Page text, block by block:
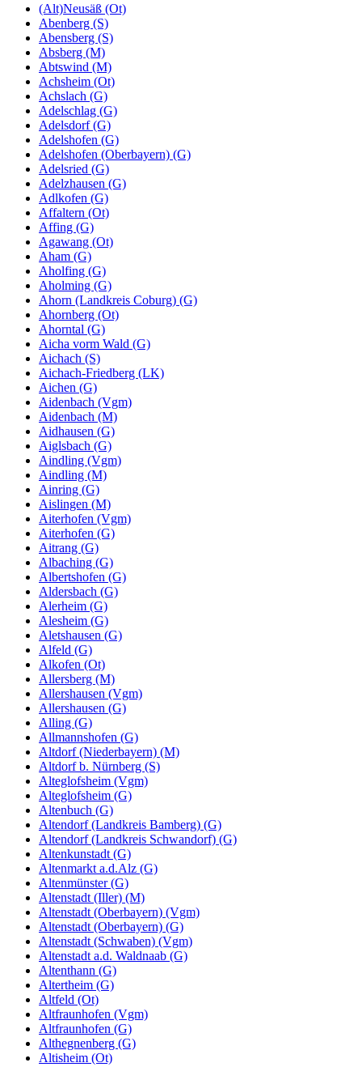
(Alt)Neusäß (Ot)
Abenberg (S)
Abensberg (S)
Absberg (M)
Abtswind (M)
Achsheim (Ot)
Achslach (G)
Adelschlag (G)
Adelsdorf (G)
Adelshofen (G)
Adelshofen (Oberbayern) (G)
Adelsried (G)
Adelzhausen (G)
Adlkofen (G)
Affaltern (Ot)
Affing (G)
Agawang (Ot)
Aham (G)
Aholfing (G)
Aholming (G)
Ahorn (Landkreis Coburg) (G)
Ahornberg (Ot)
Ahorntal (G)
Aicha vorm Wald (G)
Aichach (S)
Aichach-Friedberg (LK)
Aichen (G)
Aidenbach (Vgm)
Aidenbach (M)
Aidhausen (G)
Aiglsbach (G)
Aindling (Vgm)
Aindling (M)
Ainring (G)
Aislingen (M)
Aiterhofen (Vgm)
Aiterhofen (G)
Aitrang (G)
Albaching (G)
Albertshofen (G)
Aldersbach (G)
Alerheim (G)
Alesheim (G)
Aletshausen (G)
Alfeld (G)
Alkofen (Ot)
Allersberg (M)
Allershausen (Vgm)
Allershausen (G)
Alling (G)
Allmannshofen (G)
Altdorf (Niederbayern) (M)
Altdorf b. Nürnberg (S)
Alteglofsheim (Vgm)
Alteglofsheim (G)
Altenbuch (G)
Altendorf (Landkreis Bamberg) (G)
Altendorf (Landkreis Schwandorf) (G)
Altenkunstadt (G)
Altenmarkt a.d.Alz (G)
Altenmünster (G)
Altenstadt (Iller) (M)
Altenstadt (Oberbayern) (Vgm)
Altenstadt (Oberbayern) (G)
Altenstadt (Schwaben) (Vgm)
Altenstadt a.d. Waldnaab (G)
Altenthann (G)
Altertheim (G)
Altfeld (Ot)
Altfraunhofen (Vgm)
Altfraunhofen (G)
Althegnenberg (G)
Altisheim (Ot)